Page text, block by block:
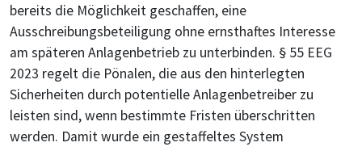
bereits die Möglichkeit geschaffen, eine
Ausschreibungsbeteiligung ohne ernsthaftes Interesse
am späteren Anlagenbetrieb zu unterbinden. § 55 EEG
2023 regelt die Pönalen, die aus den hinterlegten
Sicherheiten durch potentielle Anlagenbetreiber zu
leisten sind, wenn bestimmte Fristen überschritten
werden. Damit wurde ein gestaffeltes System